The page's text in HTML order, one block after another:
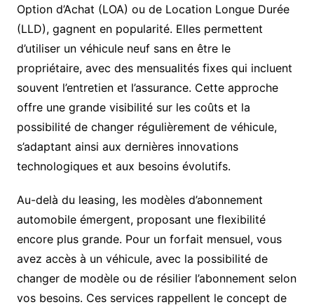
Option d’Achat (LOA) ou de Location Longue Durée
(LLD), gagnent en popularité. Elles permettent
d’utiliser un véhicule neuf sans en être le
propriétaire, avec des mensualités fixes qui incluent
souvent l’entretien et l’assurance. Cette approche
offre une grande visibilité sur les coûts et la
possibilité de changer régulièrement de véhicule,
s’adaptant ainsi aux dernières innovations
technologiques et aux besoins évolutifs.
Au-delà du leasing, les modèles d’abonnement
automobile émergent, proposant une flexibilité
encore plus grande. Pour un forfait mensuel, vous
avez accès à un véhicule, avec la possibilité de
changer de modèle ou de résilier l’abonnement selon
vos besoins. Ces services rappellent le concept de